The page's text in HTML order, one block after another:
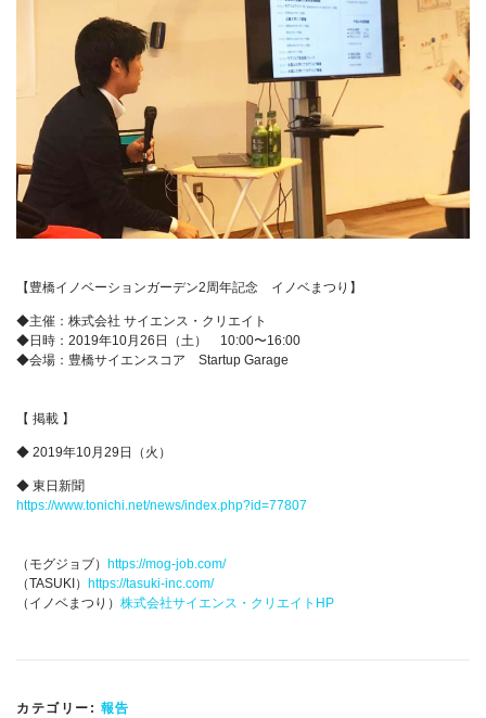
【豊橋イノベーションガーデン2周年記念 イノベまつり】
◆主催：株式会社 サイエンス・クリエイト
◆日時：2019年10月26日（土） 10:00〜16:00
◆会場：豊橋サイエンスコア Startup Garage
【 掲載 】
◆ 2019年10月29日（火）
◆ 東日新聞
https://www.tonichi.net/news/index.php?id=77807
（モグジョブ） https://mog-job.com/
（TASUKI） https://tasuki-inc.com/
（イノベまつり） 株式会社サイエンス・クリエイトHP
カテゴリー: 報告